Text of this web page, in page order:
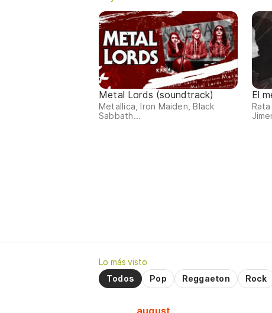
Metal Lords (soundtrack)
Metallica, Iron Maiden, Black
Sabbath...
El
Lo más visto
Todos
Pop Reggaeton Rock